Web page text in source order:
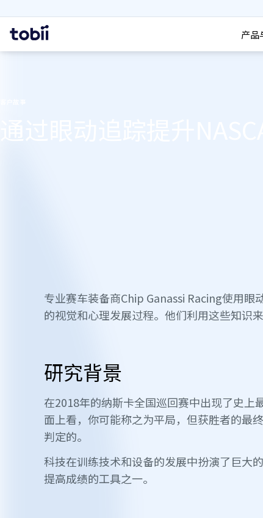
首
页
产品
搜索
专业赛车装备商Chip Ganassi Racing使用
的视觉和心理发展过程。他们利用这些知识
研究背景
在2018年的纳斯卡全国巡回赛中出现了史
面上看，你可能称之为平局，但获胜者的最
判定的。
科技在训练技术和设备的发展中扮演了巨大的
提高成绩的工具之一。